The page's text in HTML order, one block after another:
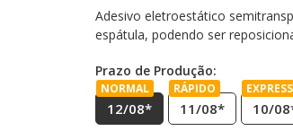
Adesivo eletroestático
espátula, podendo ser
Prazo de Produção:
12/08*
NORMAL
11/08*
RÁPIDO
10/
EXPRESS